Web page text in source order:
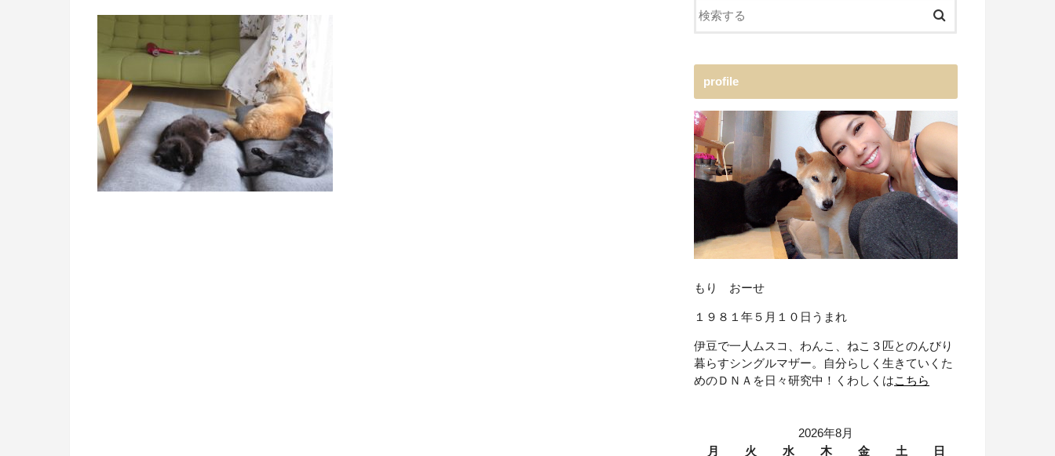
profile
もり おーせ
１９８１年５月１０日うまれ
伊豆で一人ムスコ、わんこ、ねこ３匹とのんびり
暮らすシングルマザー。自分らしく生きていくた
めのＤＮＡを日々研究中！くわしくはこちら
2026年8月
月
火 水 木 金 土
日